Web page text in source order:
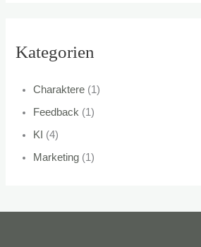
Kategorien
Charaktere (1)
Feedback (1)
KI
(4)
Marketing (1)